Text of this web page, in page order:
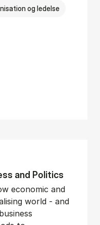
og ledelse
Ad­min­is­tra­tion and
and Polit­ics
economic and
world - and